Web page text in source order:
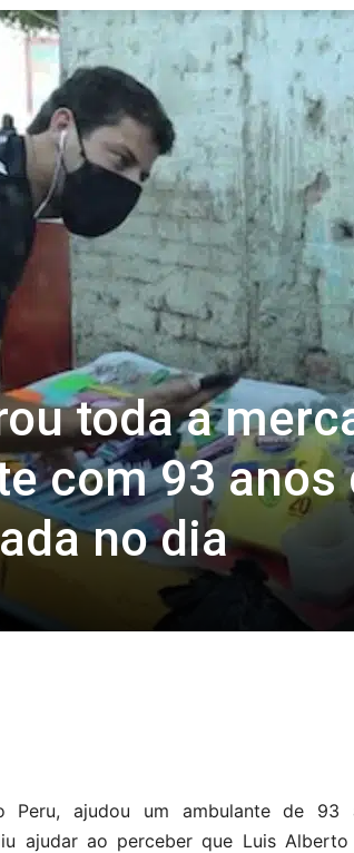
Revista
Carpe
Diem
toda a
com 93 anos
no dia
Peru, ajudou um ambulante de 93
ajudar ao perceber que Luis Alberto